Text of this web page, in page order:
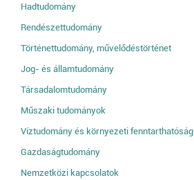
Hadtudomány
Rendészettudomány
Történettudomány, művelődéstörténet
Jog- és államtudomány
Társadalomtudomány
Műszaki tudományok
Víztudomány és környezeti fenntarthatóság
Gazdaságtudomány
Nemzetközi kapcsolatok